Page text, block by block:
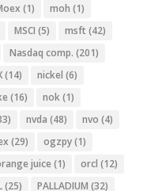
(1) moh (1)
MSCI (5) msft (42)
Nasdaq comp. (201)
(14) nickel (6)
(16) nok(1)
nvda (48) nvo (4)
(29) ogzpy(1)
juice (1) orcl (12)
(25) PALLADIUM (32)